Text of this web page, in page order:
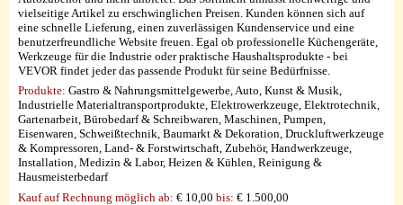
vielseitige Artikel zu erschwinglichen Preisen. Kunden können sich auf
eine schnelle Lieferung, einen zuverlässigen Kundenservice und eine
benutzerfreundliche Website freuen. Egal ob professionelle Küchengeräte,
Werkzeuge für die Industrie oder praktische Haushaltsprodukte - bei
VEVOR findet jeder das passende Produkt für seine Bedürfnisse.
Produkte: Gastro & Nahrungsmittelgewerbe, Auto, Kunst & Musik,
Industrielle Materialtransportprodukte, Elektrowerkzeuge, Elektrotechnik,
Gartenarbeit, Bürobedarf & Schreibwaren, Maschinen, Pumpen,
Eisenwaren, Schweißtechnik, Baumarkt & Dekoration, Druckluftwerkzeuge
& Kompressoren, Land- & Forstwirtschaft, Zubehör, Handwerkzeuge,
Installation, Medizin & Labor, Heizen & Kühlen, Reinigung &
Hausmeisterbedarf
Kauf auf Rechnung möglich ab: € 10,00 bis: € 1.500,00